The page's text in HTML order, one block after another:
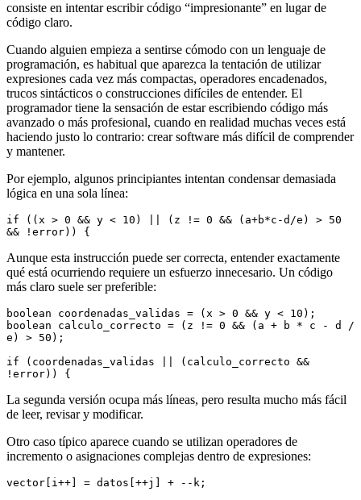
consiste en intentar escribir código “impresionante” en lugar de
código claro.
Cuando alguien empieza a sentirse cómodo con un lenguaje de
programación, es habitual que aparezca la tentación de utilizar
expresiones cada vez más compactas, operadores encadenados,
trucos sintácticos o construcciones difíciles de entender. El
programador tiene la sensación de estar escribiendo código más
avanzado o más profesional, cuando en realidad muchas veces está
haciendo justo lo contrario: crear software más difícil de comprender
y mantener.
Por ejemplo, algunos principiantes intentan condensar demasiada
lógica en una sola línea:
if ((x > 0 && y < 10) || (z != 0 && (a+b*c-d/e) > 50
&& !error)) {
Aunque esta instrucción puede ser correcta, entender exactamente
qué está ocurriendo requiere un esfuerzo innecesario. Un código
más claro suele ser preferible:
boolean coordenadas_validas = (x > 0 && y < 10);
boolean calculo_correcto = (z != 0 && (a + b * c - d /
e) > 50);
if (coordenadas_validas || (calculo_correcto &&
!error)) {
La segunda versión ocupa más líneas, pero resulta mucho más fácil
de leer, revisar y modificar.
Otro caso típico aparece cuando se utilizan operadores de
incremento o asignaciones complejas dentro de expresiones:
vector[i++] = datos[++j] + --k;